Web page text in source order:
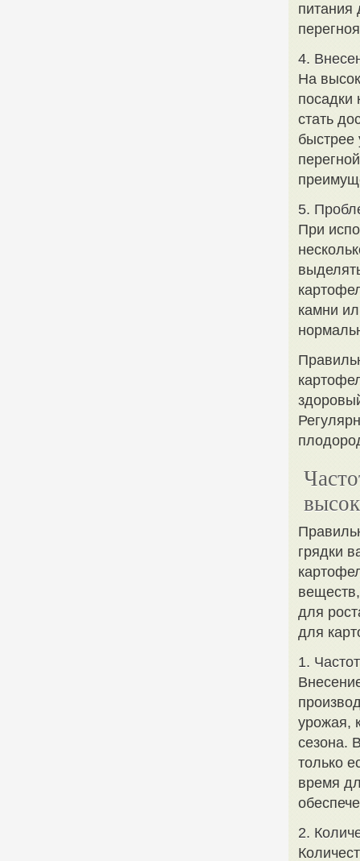
питания
4.
На
посадки
стать
быстрее
5.
При
камни
грядки
для
для
1.
урожая,
сезона.
только
время
2.